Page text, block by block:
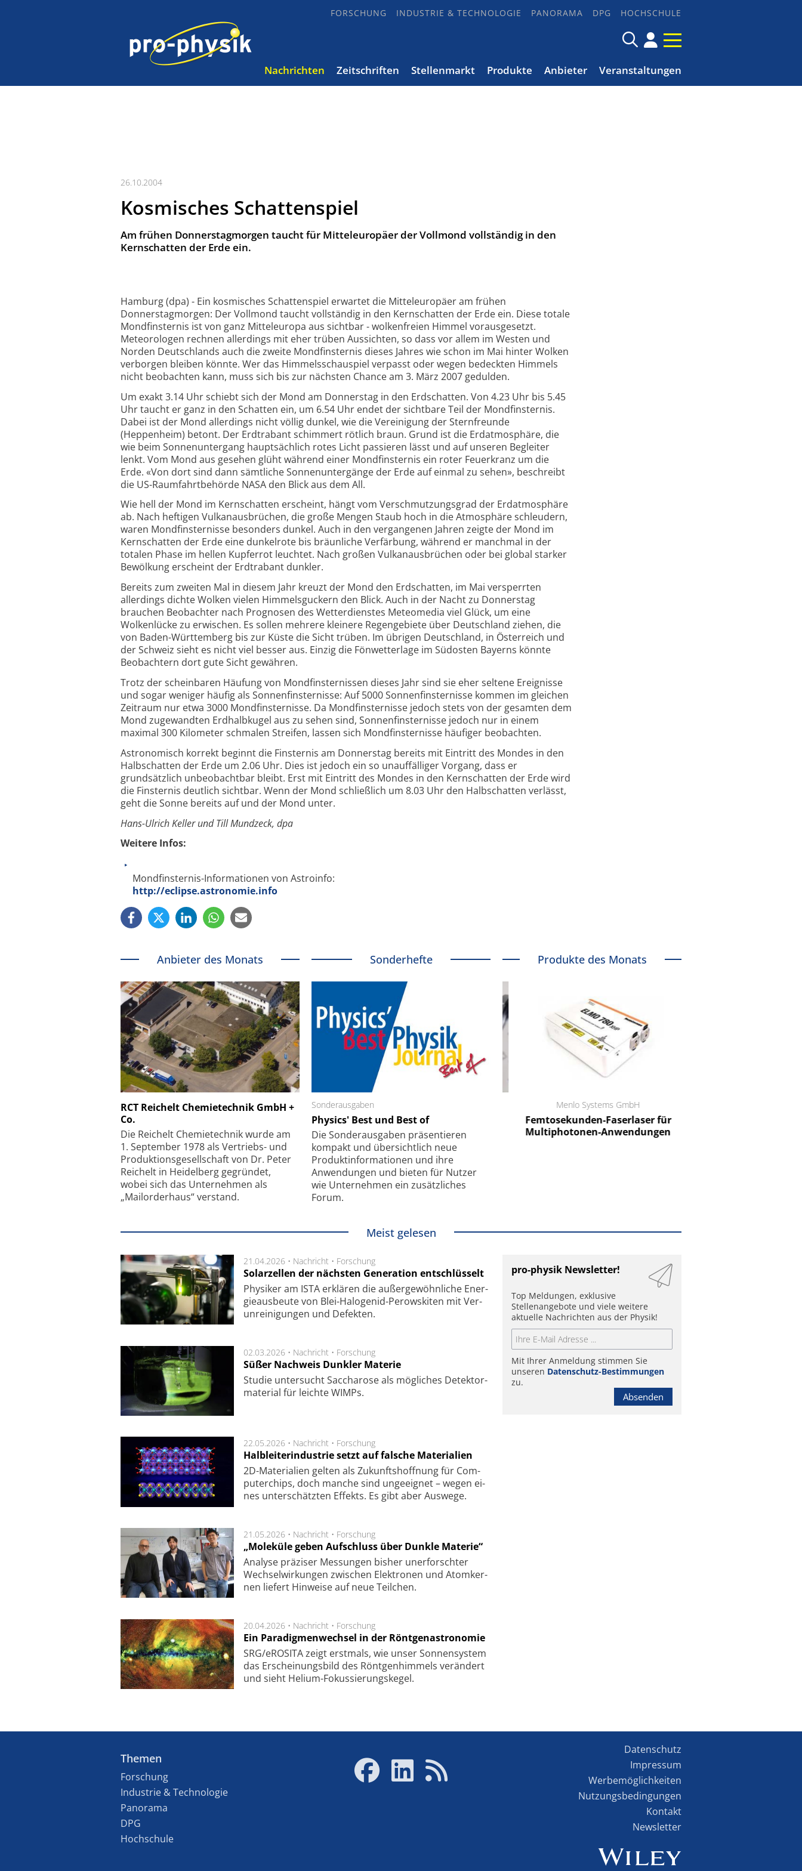
FORSCHUNG INDUSTRIE & TECHNOLOGIE PANORAMA DPG HOCHSCHULE
Nachrichten Zeitschriften Stellenmarkt Produkte Anbieter Veranstaltungen
26.10.2004
Kosmisches Schattenspiel
Am frühen Donnerstagmorgen taucht für Mitteleuropäer der Vollmond vollständig in den
Kernschatten der Erde ein.
Hamburg (dpa) - Ein kosmisches Schattenspiel erwartet die Mitteleuropäer am frühen
Donnerstagmorgen: Der Vollmond taucht vollständig in den Kernschatten der Erde ein. Diese totale
Mondfinsternis ist von ganz Mitteleuropa aus sichtbar - wolkenfreien Himmel vorausgesetzt.
Meteorologen rechnen allerdings mit eher trüben Aussichten, so dass vor allem im Westen und
Norden Deutschlands auch die zweite Mondfinsternis dieses Jahres wie schon im Mai hinter Wolken
verborgen bleiben könnte. Wer das Himmelsschauspiel verpasst oder wegen bedeckten Himmels
nicht beobachten kann, muss sich bis zur nächsten Chance am 3. März 2007 gedulden.
Um exakt 3.14 Uhr schiebt sich der Mond am Donnerstag in den Erdschatten. Von 4.23 Uhr bis 5.45
Uhr taucht er ganz in den Schatten ein, um 6.54 Uhr endet der sichtbare Teil der Mondfinsternis.
Dabei ist der Mond allerdings nicht völlig dunkel, wie die Vereinigung der Sternfreunde
(Heppenheim) betont. Der Erdtrabant schimmert rötlich braun. Grund ist die Erdatmosphäre, die
wie beim Sonnenuntergang hauptsächlich rotes Licht passieren lässt und auf unseren Begleiter
lenkt. Vom Mond aus gesehen glüht während einer Mondfinsternis ein roter Feuerkranz um die
Erde. «Von dort sind dann sämtliche Sonnenuntergänge der Erde auf einmal zu sehen», beschreibt
die US-Raumfahrtbehörde NASA den Blick aus dem All.
Wie hell der Mond im Kernschatten erscheint, hängt vom Verschmutzungsgrad der Erdatmosphäre
ab. Nach heftigen Vulkanausbrüchen, die große Mengen Staub hoch in die Atmosphäre schleudern,
waren Mondfinsternisse besonders dunkel. Auch in den vergangenen Jahren zeigte der Mond im
Kernschatten der Erde eine dunkelrote bis bräunliche Verfärbung, während er manchmal in der
totalen Phase im hellen Kupferrot leuchtet. Nach großen Vulkanausbrüchen oder bei global starker
Bewölkung erscheint der Erdtrabant dunkler.
Bereits zum zweiten Mal in diesem Jahr kreuzt der Mond den Erdschatten, im Mai versperrten
allerdings dichte Wolken vielen Himmelsguckern den Blick. Auch in der Nacht zu Donnerstag
brauchen Beobachter nach Prognosen des Wetterdienstes Meteomedia viel Glück, um eine
Wolkenlücke zu erwischen. Es sollen mehrere kleinere Regengebiete über Deutschland ziehen, die
von Baden-Württemberg bis zur Küste die Sicht trüben. Im übrigen Deutschland, in Österreich und
der Schweiz sieht es nicht viel besser aus. Einzig die Fönwetterlage im Südosten Bayerns könnte
Beobachtern dort gute Sicht gewähren.
Trotz der scheinbaren Häufung von Mondfinsternissen dieses Jahr sind sie eher seltene Ereignisse
und sogar weniger häufig als Sonnenfinsternisse: Auf 5000 Sonnenfinsternisse kommen im gleichen
Zeitraum nur etwa 3000 Mondfinsternisse. Da Mondfinsternisse jedoch stets von der gesamten dem
Mond zugewandten Erdhalbkugel aus zu sehen sind, Sonnenfinsternisse jedoch nur in einem
maximal 300 Kilometer schmalen Streifen, lassen sich Mondfinsternisse häufiger beobachten.
Astronomisch korrekt beginnt die Finsternis am Donnerstag bereits mit Eintritt des Mondes in den
Halbschatten der Erde um 2.06 Uhr. Dies ist jedoch ein so unauffälliger Vorgang, dass er
grundsätzlich unbeobachtbar bleibt. Erst mit Eintritt des Mondes in den Kernschatten der Erde wird
die Finsternis deutlich sichtbar. Wenn der Mond schließlich um 8.03 Uhr den Halbschatten verlässt,
geht die Sonne bereits auf und der Mond unter.
Hans-Ulrich Keller und Till Mundzeck, dpa
Weitere Infos:
Mondfinsternis-Informationen von Astroinfo:
http://eclipse.astronomie.info
Anbieter des Monats
RCT Reichelt Chemietechnik GmbH +
Co.
Die Reichelt Chemietechnik wurde am
1. September 1978 als Vertriebs- und
Produktionsgesellschaft von Dr. Peter
Reichelt in Heidelberg gegründet,
wobei sich das Unternehmen als
„Mailorderhaus“ verstand.
Sonderhefte
Sonderausgaben
Physics' Best und Best of
Die Sonder­ausgaben präsentieren
kompakt und übersichtlich neue
Produkt­informationen und ihre
Anwendungen und bieten für Nutzer
wie Unternehmen ein zusätzliches
Forum.
Produkte des Monats
Schäfter + Kirchhoff GmbH
Feinfokussierungsmechanismus
Elektronenmikroskopie auf
kleinstem Raum
Menlo Systems GmbH
Femtosekunden-Faserlaser für
Multiphotonen-Anwendungen
Meist gelesen
21.04.2026 • Nachricht • Forschung
Solarzellen der nächsten Generation entschlüsselt
Physiker am ISTA er­klä­ren die außer­ge­wöhn­li­che Ener­
gie­aus­beu­te von Blei-Halo­ge­nid-Perows­ki­ten mit Ver­
unrei­ni­gung­en und De­fek­ten.
02.03.2026 • Nachricht • Forschung
Süßer Nachweis Dunkler Materie
Studie unter­sucht Saccha­ro­se als mög­li­ches De­tek­tor­
ma­te­rial für leich­te WIMPs.
22.05.2026 • Nachricht • Forschung
Halbleiterindustrie setzt auf falsche Materialien
2D-Mate­ri­a­li­en gel­ten als Zu­kunfts­hoff­nung für Com­
pu­ter­chips, doch man­che sind un­ge­eig­net – we­gen ei­
nes un­ter­schätz­ten Ef­fekts. Es gibt aber Aus­we­ge.
21.05.2026 • Nachricht • Forschung
„Moleküle geben Aufschluss über Dunkle Materie“
Analyse prä­zi­ser Mes­sung­en bis­her un­er­for­schter
Wech­sel­wir­kung­en zwi­schen Elek­tro­nen und Atom­ker­
nen lie­fert Hin­wei­se auf neue Teil­chen.
20.04.2026 • Nachricht • Forschung
Ein Paradigmenwechsel in der Röntgenastronomie
SRG/eROSITA zeigt erst­mals, wie unser Son­nen­sys­tem
das Er­schei­nungs­bild des Rönt­gen­him­mels ver­än­dert
und sieht Helium-Fokus­sie­rungs­ke­gel.
pro-physik Newsletter!
Top Meldungen, exklusive
Stellenangebote und viele weitere
aktuelle Nachrichten aus der Physik!
Mit Ihrer Anmeldung stimmen Sie
unseren Datenschutz-Bestimmungen
zu.
Absenden
Themen
Forschung
Industrie & Technologie
Panorama
DPG
Hochschule
Datenschutz
Impressum
Werbemöglichkeiten
Nutzungsbedingungen
Kontakt
Newsletter